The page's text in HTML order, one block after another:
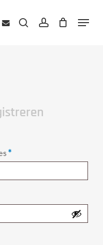
zoekenaccount Menu
*Vereist